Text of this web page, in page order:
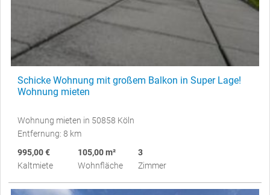
Schicke Wohnung mit großem Balkon in Super Lage!
Wohnung mieten
Wohnung mieten in 50858 Köln
Entfernung: 8 km
995,00 €
Kaltmiete
105,00 m²
Wohnfläche
3
Zimmer